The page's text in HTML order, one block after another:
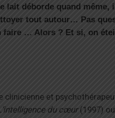
lait déborde quand
tout autour… Pas
faire … Alors ? Et si, on
clinicienne et
du cœur(1997)